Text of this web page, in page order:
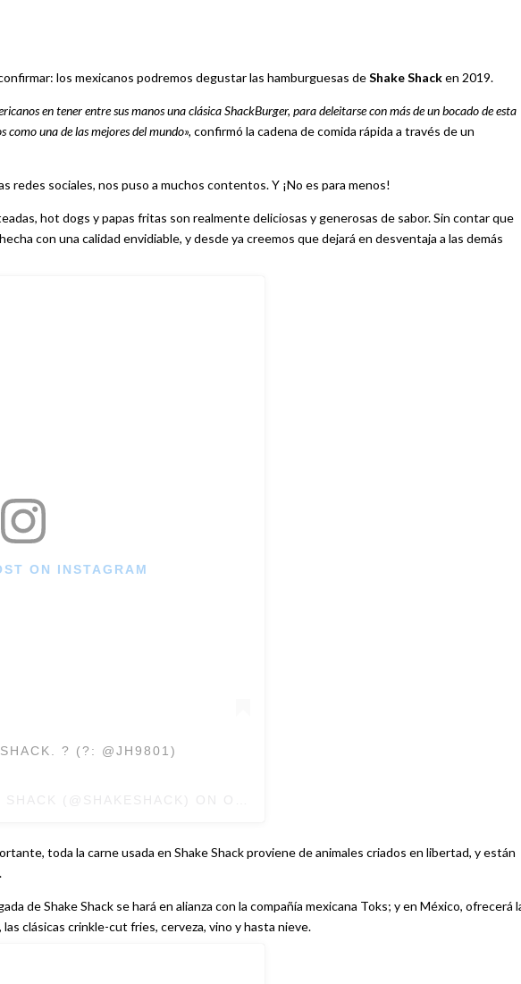
los mexicanos podremos degustar las hamburguesas deShake Shacken 2019.
en tener entre sus manos una clásica ShackBurger, para deleitarse con más de un bocado de esta
una de las mejores del mundo», confirmó la cadena de comida rápida a través de un
redes sociales, nos puso a muchos contentos. Y ¡No es para menos!
hot dogs y papas fritas son realmente deliciosas y generosas de sabor. Sin contar que
con una calidad envidiable, y desde ya creemos que dejará en desventaja a las demás
ON INSTAGRAM
? (?: @JH9801)
toda la carne usada en Shake Shack proviene de animales criados en libertad, y están
de Shake Shack se hará en alianza con la compañía mexicana Toks; y en México, ofrecerá
clásicas crinkle-cut fries, cerveza, vino y hasta nieve.